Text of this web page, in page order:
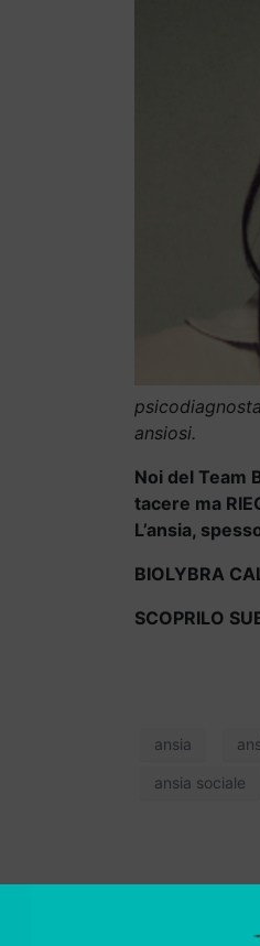
ansiosi.
Noi del Team
tacere ma
L’ansia,
BIOLYBRA
SCOPRILO
ansia
ansia sociale